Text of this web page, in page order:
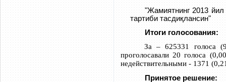
"Жамиятнинг 2013
тартиби тасдиқлансин"
Итоги голосования:
За – 625331 голоса
проголосавали 20 голоса
недействительными - 1371
Принятое решение: